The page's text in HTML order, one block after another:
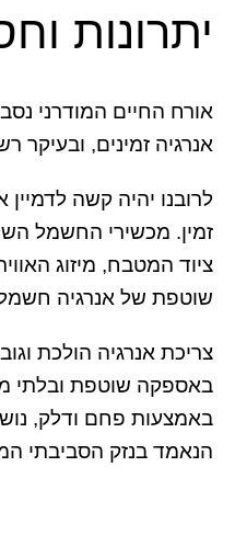
יתרונות
אורח החיים המודרני
אנרגיה זמינים,
לרובנו יהיה קשה
זמין. מכשירי החשמל
ציוד המטבח, מיזוג
שוטפת של אנרגיה
צריכת אנרגיה הולכת
באספקה שוטפת ובלתי
באמצעות פחם ודלק,
הנאמד בנזק הסביבתי